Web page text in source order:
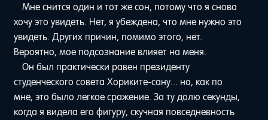
Мне снится один и тот же сон, потому что я снова
хочу это увидеть. Нет, я убеждена, что мне нужно это
увидеть. Других причин, помимо этого, нет.
Вероятно, мое подсознание влияет на меня.
Он был практически равен президенту
студенческого совета Хориките-сану... но, как по
мне, это было легкое сражение. За ту долю секунды,
когда я видела его фигуру, скучная повседневность